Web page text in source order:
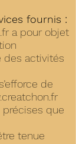
fournis :
a pour objet
des activités
de
que
tenue